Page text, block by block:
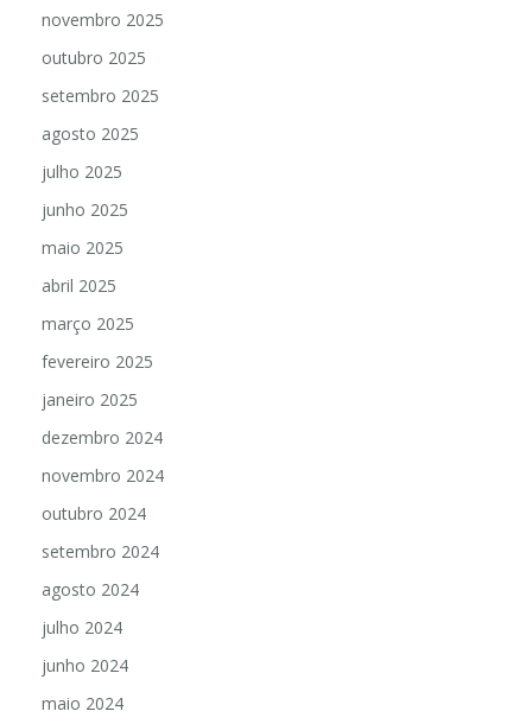
novembro 2025
outubro 2025
setembro 2025
agosto 2025
julho 2025
junho 2025
maio 2025
abril 2025
março 2025
fevereiro 2025
janeiro 2025
dezembro 2024
novembro 2024
outubro 2024
setembro 2024
agosto 2024
julho 2024
junho 2024
maio 2024